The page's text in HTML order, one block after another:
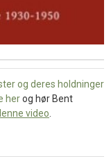
og deres holdninger
herog hør Bent
video.